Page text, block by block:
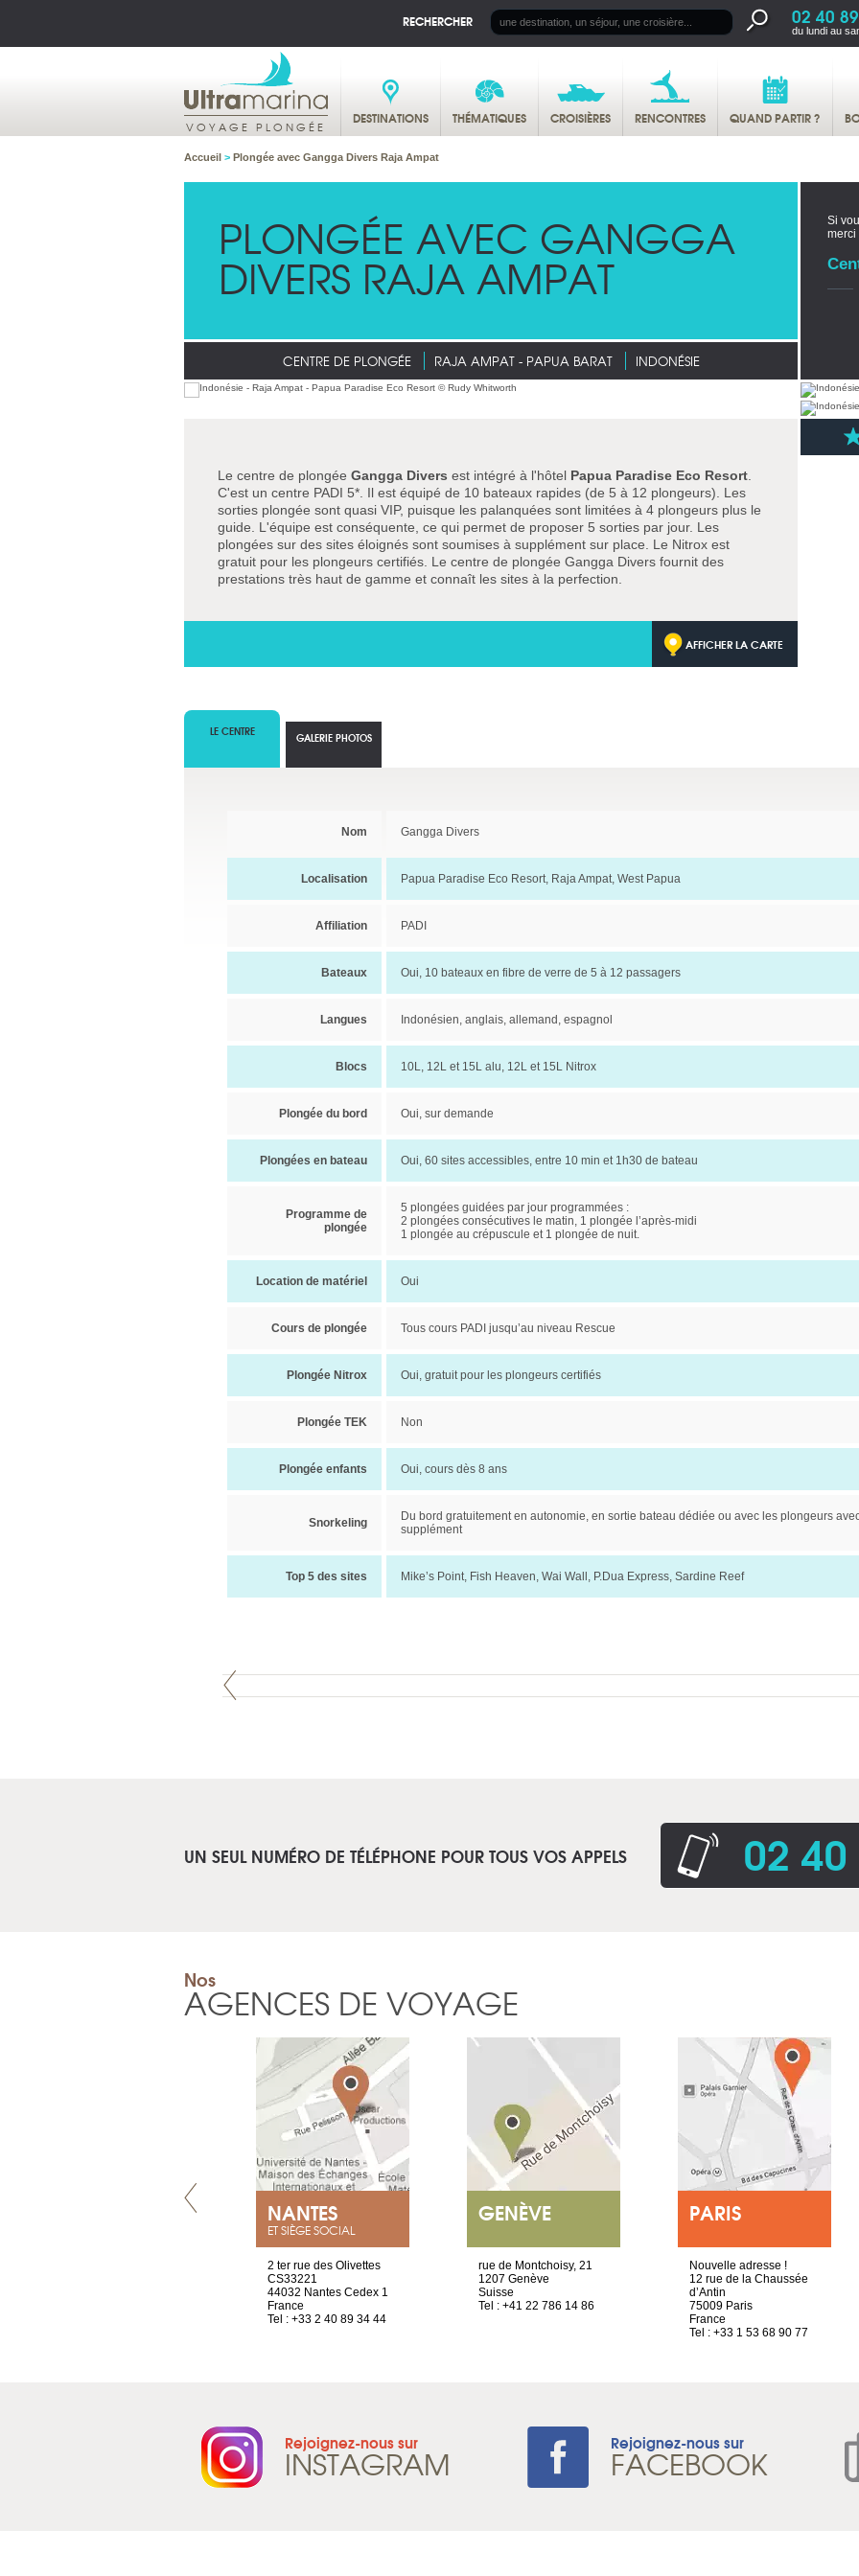
RECHERCHER 02 40
du lundi au
VOYAGE PLONGÉE DESTINATIONS THÉMATIQUES CROISIÈRES RENCONTRES QUAND PARTIR ?
Accueil > Plongée avec Gangga Divers Raja Ampat
PLONGÉE AVEC GANGGA
DIVERS RAJA AMPAT
CENTRE DE PLONGÉE RAJA AMPAT - PAPUA BARAT INDONÉSIE
Si
Le centre de plongée Gangga Divers est intégré à l'hôtel Papua Paradise Eco Resort
C'est un centre PADI 5*. Il est équipé de 10 bateaux rapides (de 5 à 12 plongeurs). Les
sorties plongée sont quasi VIP, puisque les palanquées sont limitées à 4 plongeurs plus le
guide. L'équipe est conséquente, ce qui permet de proposer 5 sorties par jour. Les
plongées sur des sites éloignés sont soumises à supplément sur place. Le Nitrox est
gratuit pour les plongeurs certifiés. Le centre de plongée Gangga Divers fournit des
prestations très haut de gamme et connaît les sites à la perfection.
AFFICHER LA CARTE
LE CENTRE
Nom Gangga Divers
Localisation Papua Paradise Eco Resort, Raja Ampat, West Papua
Affiliation PADI
Bateaux Oui, 10 bateaux en fibre de verre de 5 à 12 passagers
Langues Indonésien, anglais, allemand, espagnol
Blocs 10L, 12L et 15L alu, 12L et 15L Nitrox
Plongée du bord Oui, sur demande
Plongées en bateau Oui, 60 sites accessibles, entre 10 min et 1h30 de bateau
Programme de
plongée
5 plongées guidées par jour programmées :
2 plongées consécutives le matin, 1 plongée l’après-midi
1 plongée au crépuscule et 1 plongée de nuit.
Location de matériel Oui
Cours de plongée Tous cours PADI jusqu’au niveau Rescue
Plongée Nitrox Oui, gratuit pour les plongeurs certifiés
Plongée TEK Non
Plongée enfants Oui, cours dès 8 ans
Snorkeling
Du bord gratuitement en autonomie, en sortie bateau dédiée ou avec les plongeurs
supplément
Top 5 des sites Mike’s Point, Fish Heaven, Wai Wall, P.Dua Express, Sardine Reef
GALERIE PHOTOS
UN SEUL NUMÉRO DE TÉLÉPHONE POUR TOUS VOS APPELS 02
Nos
AGENCES DE VOYAGE
NANTES
ET SIÈGE SOCIAL
2 ter rue des Olivettes
CS33221
44032 Nantes Cedex 1
France
Tel : +33 2 40 89 34 44
GENÈVE
rue de Montchoisy, 21
1207 Genève
Suisse
Tel : +41 22 786 14 86
PARIS
Nouvelle adresse !
12 rue de la Chaussée
d’Antin
75009 Paris
France
Tel : +33 1 53 68 90 77
Rejoignez-nous sur
INSTAGRAM Rejoignez-nous sur
FACEBOOK